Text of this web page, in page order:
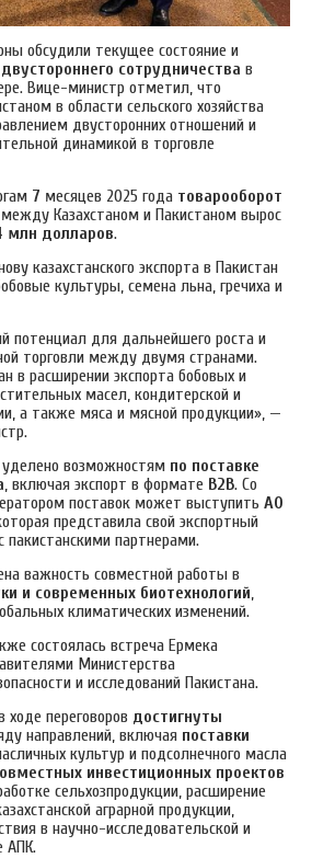
обсудили текущее состояние и
двустороннего сотрудничества в
Вице-министр отметил, что
в области сельского хозяйства
двусторонних отношений и
динамикой в торговле
7 месяцев 2025 года товарооборот
между Казахстаном и Пакистаном вырос
млн долларов.
казахстанского экспорта в Пакистан
культуры, семена льна, гречиха и
потенциал для дальнейшего роста и
торговли между двумя странами.
в расширении экспорта бобовых и
масел, кондитерской и
а также мяса и мясной продукции», —
возможностям по поставке
, включая экспорт в формате B2B. Со
поставок может выступить АО
представила свой экспортный
пакистанскими партнерами.
важность совместной работы в
и современных биотехнологий
климатических изменений.
состоялась встреча Ермека
Министерства
и исследований Пакистана.
ходе переговоров достигнуты
направлений, включая поставки
культур и подсолнечного масла
инвестиционных проектов
сельхозпродукции, расширение
аграрной продукции,
в научно-исследовательской и
АПК.